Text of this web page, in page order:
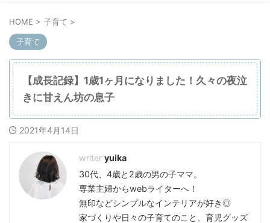
HOME > 子育て >
子育て
【成長記録】1歳1ヶ月になりました！久々の夜泣
きに甘えん坊の息子
2021年4月14日
yuika
30代、4歳と2歳の男の子ママ。
専業主婦からwebライターへ！
無印などシンプルなインテリアが好き◎
家づくりや日々の子育てのこと、育児グッズ